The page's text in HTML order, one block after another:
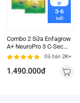
gr
3-6
tuổi
Combo 2 Sữa Enfagrow
A+ NeuroPro 3 C-Sec
800g (2-6 tuổi)Đã bán 2K+
1.490.000đ